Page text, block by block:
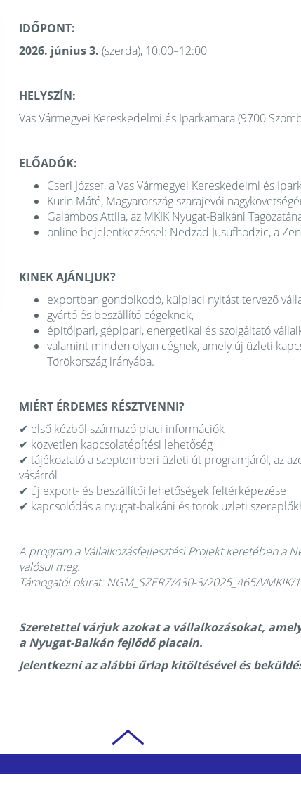
IDŐPONT:
2026. június 3. (szerda), 10:00–12:00
HELYSZÍN:
Vas Vármegyei Kereskedelmi és Iparkamara (9700
ELŐADÓK:
Cseri József, a Vas Vármegyei Kereskedelmi és
Kurin Máté, Magyarország szarajevói
Galambos Attila, az MKIK Nyugat-Balkáni
online bejelentkezéssel: Nedzad Jusufhodzic, a
KINEK AJÁNLJUK?
exportban gondolkodó, külpiaci nyitást tervező
gyártó és beszállító cégeknek,
építőipari, gépipari, energetikai és szolgáltató
valamint minden olyan cégnek, amely új üzleti
Törökország irányába.
MIÉRT ÉRDEMES RÉSZTVENNI?
✔ első kézből származó piaci információk
✔ közvetlen kapcsolatépítési lehetőség
✔ tájékoztató a szeptemberi üzleti út programjáról, az
vásárról
✔ új export- és beszállítói lehetőségek feltérképezése
✔ kapcsolódás a nyugat-balkáni és török üzleti
A program a Vállalkozásfejlesztési Projekt keretében a
valósul meg.
Támogatói okirat: NGM_SZERZ/430-3/2025_465/VMKIK/1
Szeretettel várjuk azokat a vállalkozásokat,
a Nyugat-Balkán fejlődő piacain.
Jelentkezni az alábbi űrlap kitöltésével és